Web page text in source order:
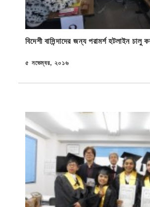
বিদেশী বাসিন্দাদের জন্য পরামর্শ হটলাইন চালু
প্রকাশিত
৫ নভেম্বর, ২০১৬